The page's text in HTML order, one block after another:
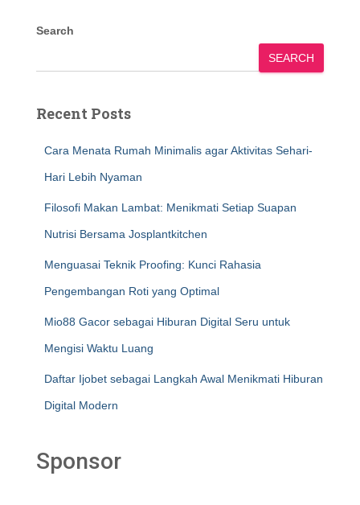
Search
SEARCH
Recent Posts
Cara Menata Rumah Minimalis agar Aktivitas Sehari-
Hari Lebih Nyaman
Filosofi Makan Lambat: Menikmati Setiap Suapan
Nutrisi Bersama Josplantkitchen
Menguasai Teknik Proofing: Kunci Rahasia
Pengembangan Roti yang Optimal
Mio88 Gacor sebagai Hiburan Digital Seru untuk
Mengisi Waktu Luang
Daftar Ijobet sebagai Langkah Awal Menikmati Hiburan
Digital Modern
Sponsor